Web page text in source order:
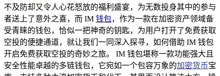
不及防却又令人心花怒放的福利盛宴，为无数投身其中的参与
者送上了意外之喜，而 IM 钱包，作为一款在加密资产领域备
受青睐的钱包，恰似一把神奇的钥匙，为用户打开了免费获取
空投的便捷通道，就让我们一同深入探寻，如何借助 IM 钱包
开启免费获取空投的奇妙之旅。 IM 钱包堪称一款功能强大且
安全性能卓越的多链钱包，它宛如一个包容万象的加密货币宝